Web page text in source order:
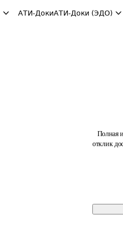
АТИ-ДокиАТИ-Доки (ЭДО)
Полная
отклик